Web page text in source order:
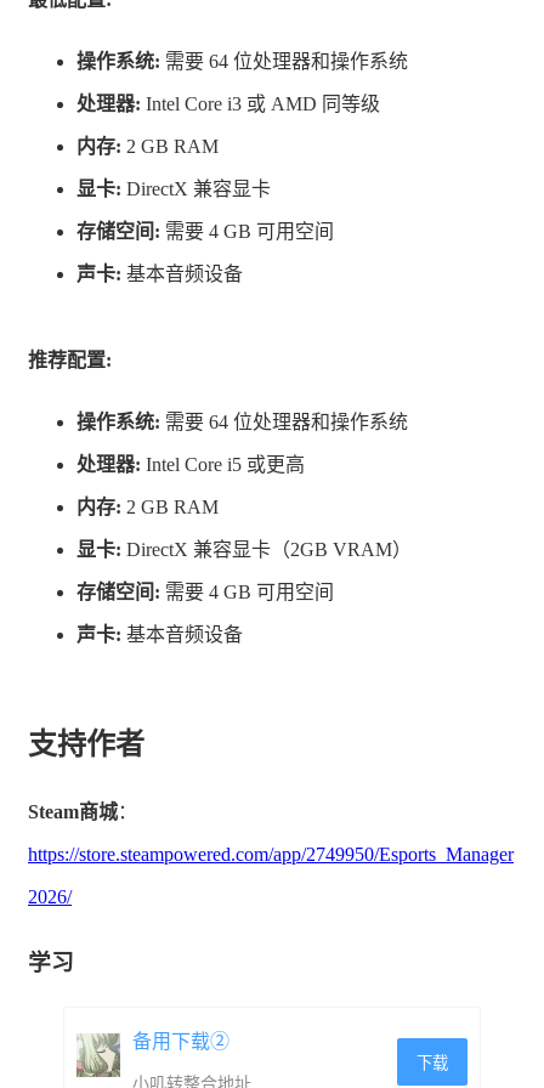
真实组织，真实选手
从众多真实队伍中做出选择，管理由真实职业选手
组成的阵容。按照您的方式打造最强战队。
球员市场与转会
买卖或租借球员，为您目标组建最佳阵容。市场动
态、合同谈判与时机把握都至关重要。
设计每周训练计划，兼顾技能提升与身心健康。通
过团队建设、心理辅导和科学排程，塑造高绩效运
操作系统: 需要 64 位处理器和操作系统
处理器: Intel Core i3 或 AMD 同等级
内存: 2 GB RAM
显卡: DirectX 兼容显卡
存储空间: 需要 4 GB 可用空间
声卡: 基本音频设备
推荐配置:
操作系统: 需要 64 位处理器和操作系统
处理器: Intel Core i5 或更高
内存: 2 GB RAM
显卡: DirectX 兼容显卡（2GB VRAM）
存储空间: 需要 4 GB 可用空间
声卡: 基本音频设备
支持作者
Steam商城：
https://store.steampowered.com/app/2749950/Esports_Manager
2026/
学习
备用下载②
小叽转整合地址
下载